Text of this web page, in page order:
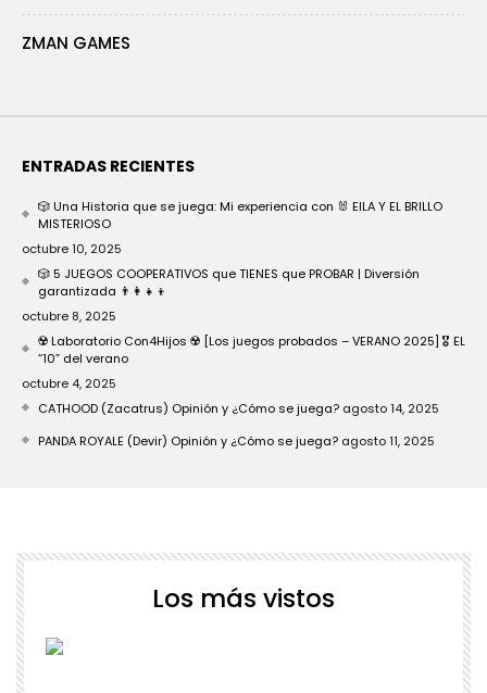
ZMAN GAMES
ENTRADAS RECIENTES
🎲 Una Historia que se juega: Mi experiencia con 🐰 EILA Y EL BRILLO
MISTERIOSO
octubre 10, 2025
🎲 5 JUEGOS COOPERATIVOS que TIENES que PROBAR | Diversión
garantizada 👨‍👩‍👧‍👦
octubre 8, 2025
☢️ Laboratorio Con4Hijos ☢️ [Los juegos probados – VERANO 2025] 🎖️ EL
“10” del verano
octubre 4, 2025
CATHOOD (Zacatrus) Opinión y ¿Cómo se juega? agosto 14, 2025
PANDA ROYALE (Devir) Opinión y ¿Cómo se juega? agosto 11, 2025
Los más vistos